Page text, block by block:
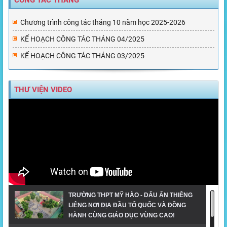
Chương trình công tác tháng 10 năm học 2025-2026
KẾ HOẠCH CÔNG TÁC THÁNG 04/2025
KẾ HOẠCH CÔNG TÁC THÁNG 03/2025
THƯ VIỆN VIDEO
TRƯỜNG THPT MỸ HÀO - DẤU ẤN THIÊNG
LIÊNG NƠI ĐỊA ĐẦU TỔ QUỐC VÀ ĐỒNG
HÀNH CÙNG GIÁO DỤC VÙNG CAO!